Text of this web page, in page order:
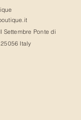
Settembre Ponte di
Italy